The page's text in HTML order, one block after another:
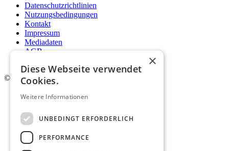
Datenschutzrichtlinien
Nutzungsbedingungen
Kontakt
Impressum
Mediadaten
AGB
© 2026. Alle Rechte vorbehalten.
×
Diese Webseite verwendet
Cookies.
Weitere Informationen
UNBEDINGT ERFORDERLICH
PERFORMANCE